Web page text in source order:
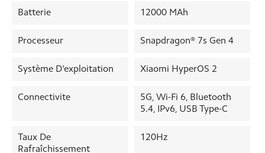
Batterie 12000 MAh
Processeur Snapdragon® 7s Gen 4
Système D'exploitation Xiaomi HyperOS 2
Connectivite
5G, Wi-Fi 6, Bluetooth
5.4, IPv6, USB Type-C
Taux De
Rafraîchissement
120Hz